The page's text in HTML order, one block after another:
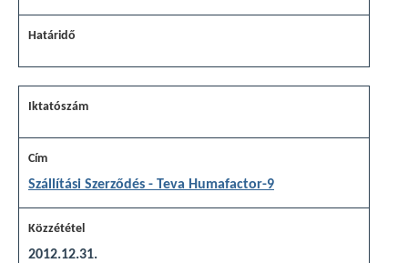
Szállítási Szerződés - Teva Humafactor-9
2012.12.31.